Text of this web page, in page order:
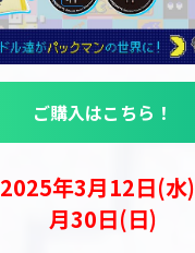
ご購入はこちら！
2025年3月12日(水)
月30日(日)